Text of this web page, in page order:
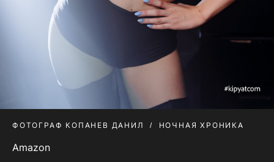
ФОТОГРАФ КОПАНЕВ ДАНИЛ НОЧНАЯ ХРОНИКА
Amazon